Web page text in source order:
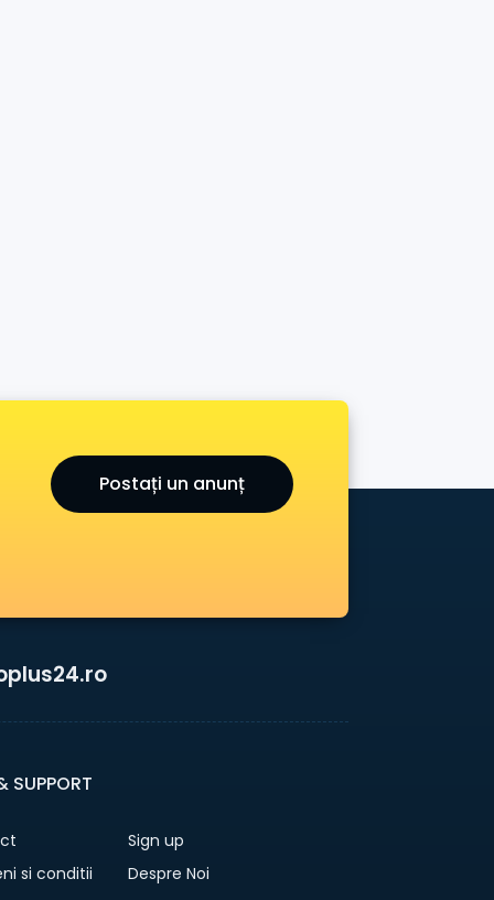
Postați un anunț
SUPPORT
Sign up
si conditii
Despre Noi